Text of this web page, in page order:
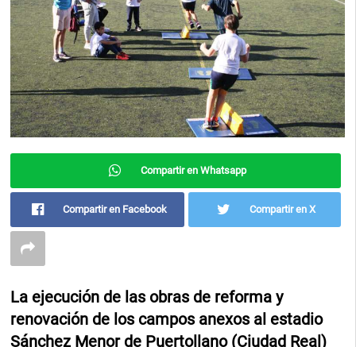
Compartir en Whatsapp
Compartir en Facebook Compartir en X
La ejecución de las obras de reforma y
renovación de los campos anexos al estadio
Sánchez Menor de Puertollano (Ciudad Real)